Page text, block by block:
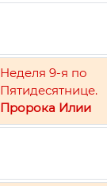
Неделя 9-я по
Пятидесятнице.
Пророка Илии